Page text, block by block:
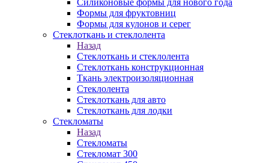
Силиконовые формы для нового года
Формы для фруктовниц
Формы для кулонов и серег
Стеклоткань и стеклолента
Назад
Стеклоткань и стеклолента
Стеклоткань конструкционная
Ткань электроизоляционная
Стеклолента
Стеклоткань для авто
Стеклоткань для лодки
Стекломаты
Назад
Стекломаты
Стекломат 300